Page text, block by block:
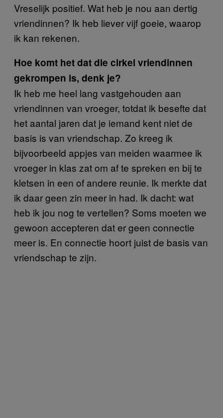
Vreselijk positief. Wat heb je nou aan dertig
vriendinnen? Ik heb liever vijf goeie, waarop
ik kan rekenen.
Hoe komt het dat die cirkel vriendinnen
gekrompen is, denk je?
Ik heb me heel lang vastgehouden aan
vriendinnen van vroeger, totdat ik besefte dat
het aantal jaren dat je iemand kent niet de
basis is van vriendschap. Zo kreeg ik
bijvoorbeeld appjes van meiden waarmee ik
vroeger in klas zat om af te spreken en bij te
kletsen in een of andere reunie. Ik merkte dat
ik daar geen zin meer in had. Ik dacht: wat
heb ik jou nog te vertellen? Soms moeten we
gewoon accepteren dat er geen connectie
meer is. En connectie hoort juist de basis van
vriendschap te zijn.